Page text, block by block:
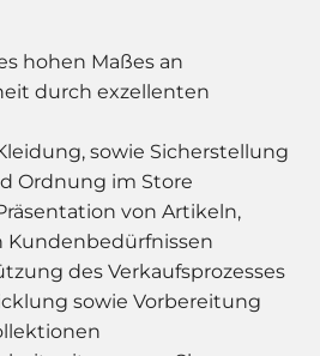
hohen Maßes an
durch exzellenten
sowie Sicherstellung
Ordnung im Store
von Artikeln,
des Verkaufsprozesses
sowie Vorbereitung